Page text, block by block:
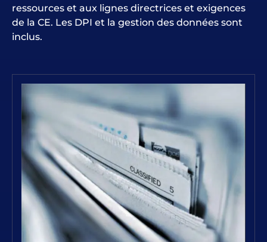
ressources et aux lignes directrices et exigences
de la CE. Les DPI et la gestion des données sont
inclus.